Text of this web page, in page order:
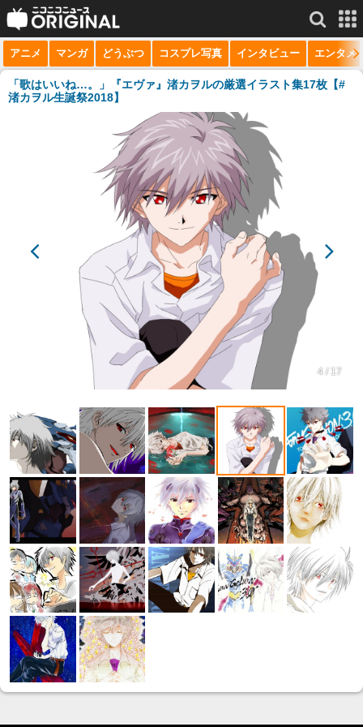
サービス一覧 もっと見る
niconico
マンガ
ニコニコQ
アニメ マンガ どうぶつ コスプレ写真 インタビュー エンタメ
「歌はいいね…。」『エヴァ』渚カヲルの厳選イラスト集17枚【#
渚カヲル生誕祭2018】
4 / 17